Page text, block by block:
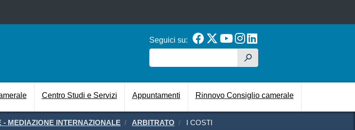
Seguici su:
h
Navigazione principale
Centro Studi e Servizi Appuntamenti Rinnovo Consiglio camerale
MEDIAZIONE INTERNAZIONALE ARBITRATO I COSTI